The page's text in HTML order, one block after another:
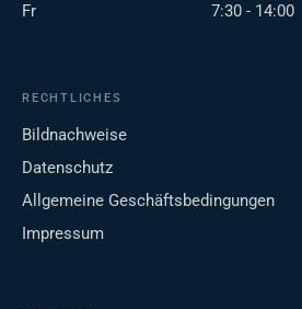
Fr
7:30 - 14:00
RECHTLICHES
Bildnachweise
Datenschutz
Allgemeine Geschäftsbedingungen
Impressum